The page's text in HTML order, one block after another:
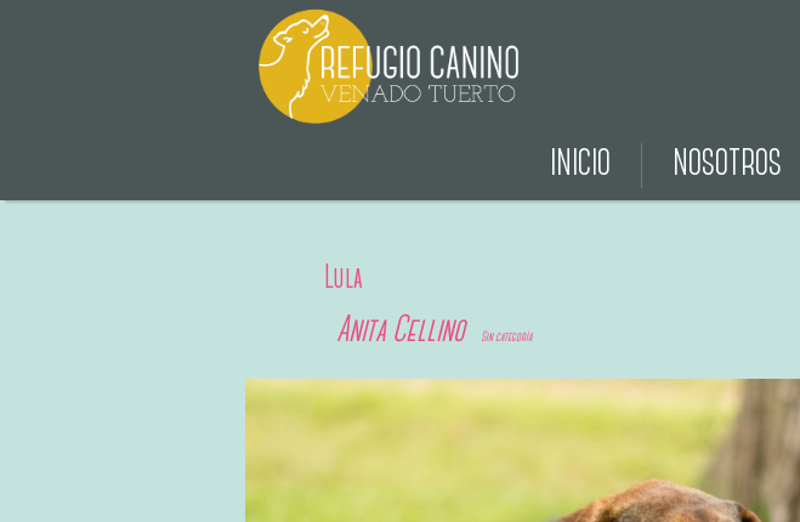
INICIO NOSOTROS
Lula
Anita Cellino Sin categoría